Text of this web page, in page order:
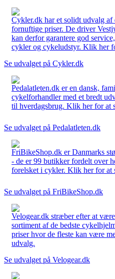
Cykler.dk har et solidt udvalg
fornuftige priser. De driver
kan derfor garantere god
cykler og cykeludstyr. Klik her
Se udvalget på Cykler.dk
Pedalatleten.dk er en dansk,
cykelforhandler med et bredt
til hverdagsbrug. Klik her for at
Se udvalget på Pedalatleten.dk
FriBikeShop.dk er Danmarks
- de er 99 butikker fordelt over
forelsket i cykler. Klik her for at
Se udvalget på FriBikeShop.dk
Velogear.dk stræber efter at
sortiment af de bedste
priser hvor de fleste kan være
udvalg.
Se udvalget på Velogear.dk